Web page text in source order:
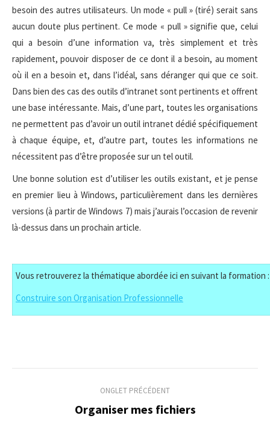
besoin des autres utilisateurs. Un mode « pull » (tiré) serait sans
aucun doute plus pertinent. Ce mode « pull » signifie que, celui
qui a besoin d’une information va, très simplement et très
rapidement, pouvoir disposer de ce dont il a besoin, au moment
où il en a besoin et, dans l’idéal, sans déranger qui que ce soit.
Dans bien des cas des outils d’intranet sont pertinents et offrent
une base intéressante. Mais, d’une part, toutes les organisations
ne permettent pas d’avoir un outil intranet dédié spécifiquement
à chaque équipe, et, d’autre part, toutes les informations ne
nécessitent pas d’être proposée sur un tel outil.
Une bonne solution est d’utiliser les outils existant, et je pense
en premier lieu à Windows, particulièrement dans les dernières
versions (à partir de Windows 7) mais j’aurais l’occasion de revenir
là-dessus dans un prochain article.
Vous retrouverez la thématique abordée ici en suivant la formation :
Construire son Organisation Professionnelle
ONGLET PRÉCÉDENT
Onglet
Organiser mes fichiers